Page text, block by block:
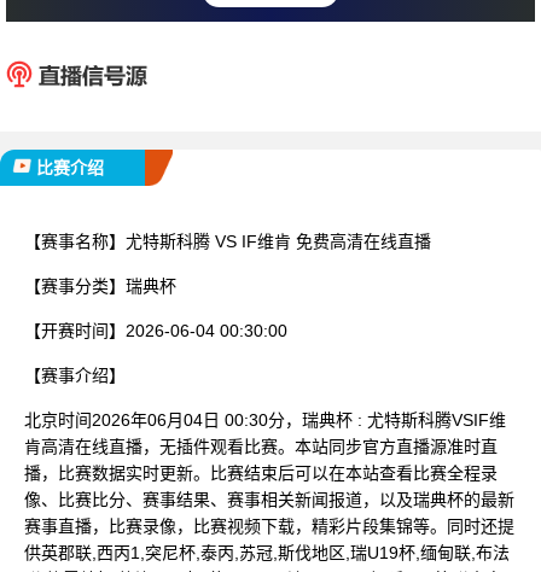
0 : 0
比赛介绍
【赛事名称】 尤特斯科腾 VS IF维肯 免费高清在线直播
【赛事分类】 瑞典杯
【开赛时间】 2026-06-04 00:30:00
【赛事介绍】
北京时间2026年06月04日 00:30分，瑞典杯 : 尤特斯科腾VSIF维
肯高清在线直播，无插件观看比赛。本站同步官方直播源准时直
播，比赛数据实时更新。比赛结束后可以在本站查看比赛全程录
像、比赛比分、赛事结果、赛事相关新闻报道，以及瑞典杯的最新
赛事直播，比赛录像，比赛视频下载，精彩片段集锦等。同时还提
供英郡联,西丙1,突尼杯,泰丙,苏冠,斯伐地区,瑞U19杯,缅甸联,布法